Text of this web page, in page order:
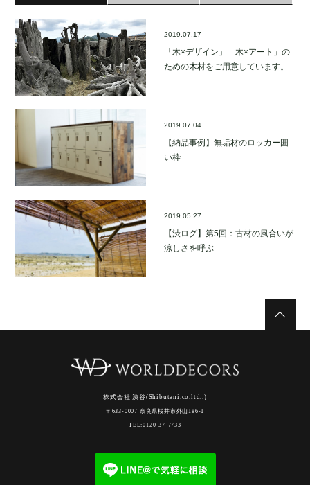
2019.07.17
「木×デザイン」「木×アート」の
ための木材をご用意しています。
2019.07.04
【納品事例】無垢材のロッカー囲
い枠
2019.05.27
【渋ログ】第5回：古材の風合いが
涼しさを呼ぶ
株式会社 渋谷(Shibutani.co.ltd,.)
〒633-0007 奈良県桜井市外山186-1
TEL:0120-37-7733